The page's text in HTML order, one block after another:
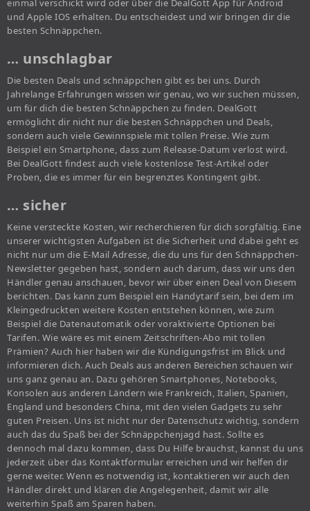
einmal verschickt wird oder über die DealGott App für Android
und Apple IOS erhalten. Du entscheidest und wir bringen dir die
besten Schnäppchen.
… unschlagbar
Die besten Deals und schnäppchen gibt es bei uns. Durch
Jahrelange Erfahrungen wissen wir genau, wo wir suchen müssen,
um für dich die besten Schnäppchen zu finden. DealGott
ermöglicht dir nicht nur die besten Schnäppchen und Deals,
sondern auch viele Gewinnspiele mit tollen Preise. Wie zum
Beispiel ein Smartphone, dass zum Release-Datum verlost wird.
Bei DealGott findest auch viele kostenlose Test-Artikel oder
Proben, die es immer für ein begrenztes Kontingent gibt.
… sicher
Keine versteckte Kosten, wir recherchieren für dich sorgfältig. Eine
unserer wichtigsten Aufgaben ist die Sicherheit und dabei geht es
nicht nur um die E-Mail Adresse, die du uns für den Schnäppchen-
Newsletter gegeben hast, sondern auch darum, dass wir uns den
Händler genau anschauen, bevor wir über einen Deal von Diesem
berichten. Das kann zum Beispiel ein Handytarif sein, bei dem im
Kleingedruckten weitere Kosten entstehen können, wie zum
Beispiel die Datenautomatik oder voraktivierte Optionen bei
Tarifen. Wie wäre es mit einem Zeitschriften-Abo mit tollen
Prämien? Auch hier haben wir die Kündigungsfrist im Blick und
informieren dich. Auch Deals aus anderen Bereichen schauen wir
uns ganz genau an. Dazu gehören Smartphones, Notebooks,
Konsolen aus anderen Ländern wie Frankreich, Italien, Spanien,
England und besonders China, mit den vielen Gadgets zu sehr
guten Preisen. Uns ist nicht nur der Datenschutz wichtig, sondern
auch das du Spaß bei der Schnäppchenjagd hast. Sollte es
dennoch mal dazu kommen, dass Du Hilfe brauchst, kannst du uns
jederzeit über das Kontaktformular erreichen und wir helfen dir
gerne weiter. Wenn es notwendig ist, kontaktieren wir auch den
Händler direkt und klären die Angelegenheit, damit wir alle
weiterhin Spaß am Sparen haben.